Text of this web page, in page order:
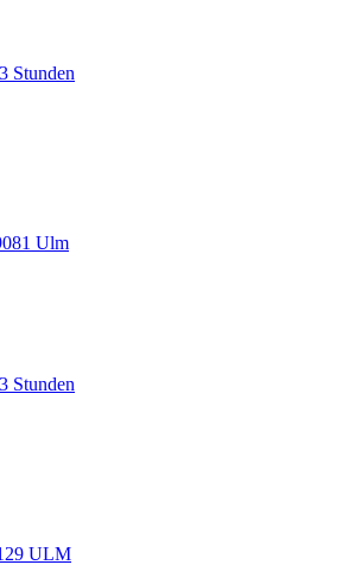
Stunden
Ulm
Stunden
ULM